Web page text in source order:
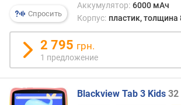
т
п
т
р
Спросить
Аккумулятор: 6000 мАч
Корпус: пластик,
2 795 грн.
1 предложение
Blackview Tab 3 Kids 32